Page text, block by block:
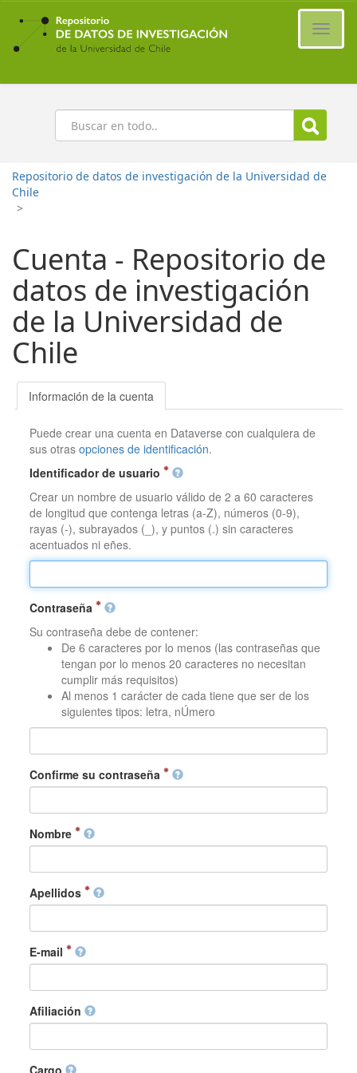
Ir
contenido
principal
Buscar
Repositorio de datos de investigación de la Universidad de
Chile
>
Cuenta - Repositorio de
datos de investigación
de la Universidad de
Chile
Información de la cuenta
Puede crear una cuenta en Dataverse con cualquiera de
sus otrasopciones de identificación.
Identificador de usuario
Crear un nombre de usuario válido de 2 a 60 caracteres
de longitud que contenga letras (a-Z), números (0-9),
rayas (-), subrayados (_), y puntos (.) sin caracteres
acentuados ni eñes.
Contraseña
Su contraseña debe de contener:
De 6 caracteres por lo menos (las contraseñas que
tengan por lo menos 20 caracteres no necesitan
cumplir más requisitos)
Al menos 1 carácter de cada tiene que ser de los
siguientes tipos: letra, nÚmero
Confirme su contraseña
Nombre
Apellidos
E-mail
Afiliación
Cargo